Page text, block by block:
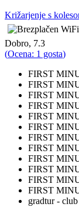
Križarjenje s
Dobro, 7.3
(Ocena: 1 gosta)
FIRST
FIRST
FIRST
FIRST
FIRST
FIRST
FIRST
FIRST
FIRST
FIRST
FIRST
FIRST
gradtur -